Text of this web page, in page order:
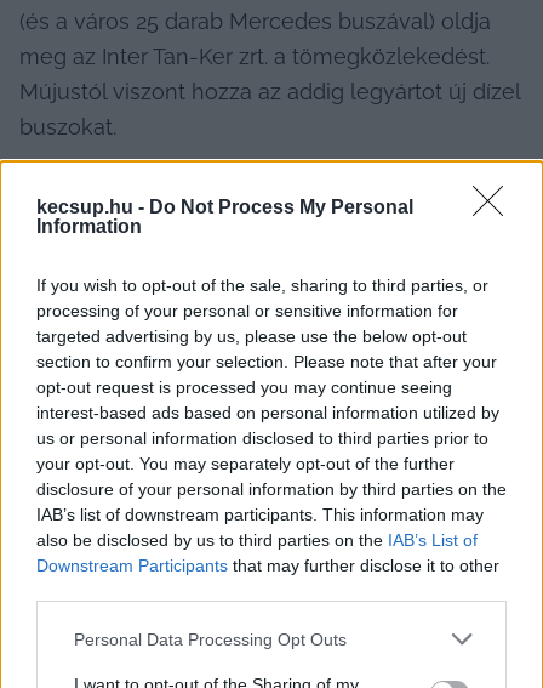
kecsup.hu - Do Not Process My Personal
Information
If you wish to opt-out of the sale, sharing to third parties, or
processing of your personal or sensitive information for
targeted advertising by us, please use the below opt-out
section to confirm your selection. Please note that after your
opt-out request is processed you may continue seeing
interest-based ads based on personal information utilized by
us or personal information disclosed to third parties prior to
your opt-out. You may separately opt-out of the further
disclosure of your personal information by third parties on the
IAB’s list of downstream participants. This information may
also be disclosed by us to third parties on the IAB’s List of
Downstream Participants that may further disclose it to other
Please note that this website/app uses one or more Google
Personal Data Processing Opt Outs
(és a város 25 darab Mercedes buszával) oldja
meg az Inter Tan-Ker zrt. a tömegközlekedést.
Mújustól viszont hozza az addig legyártot új dízel
buszokat.
Érdekesség, hogy olyan rendszám, amelyet mi
rendszámnak ismerünk, nincs rajtuk. Csak a tartó
helye látszódik. Van azonban egy matrica
minden buszon, ami akár azt jelezheti, hogy
melyik rendszám tartozik a buszhoz. Ha így van,
akkor ezek a buszok nem Magyarországon jártak
eddig.